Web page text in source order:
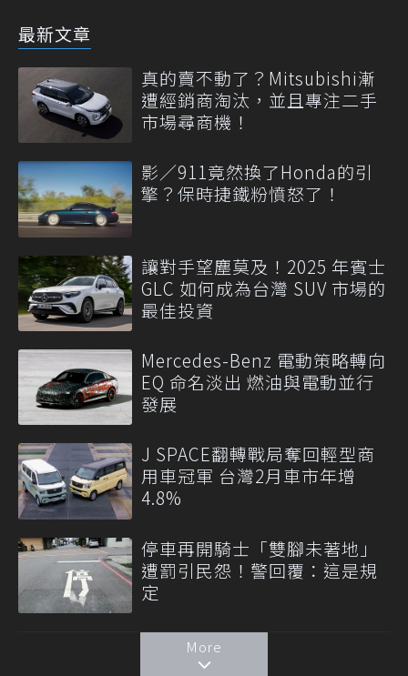
最新文章
真的賣不動了？Mitsubishi漸
遭經銷商淘汰，並且專注二手
市場尋商機！
影／911竟然換了Honda的引
擎？保時捷鐵粉憤怒了！
讓對手望塵莫及！2025 年賓士
GLC 如何成為台灣 SUV 市場的
最佳投資
Mercedes-Benz 電動策略轉向
EQ 命名淡出 燃油與電動並行
發展
J SPACE翻轉戰局奪回輕型商
用車冠軍 台灣2月車市年增
4.8%
停車再開騎士「雙腳未著地」
遭罰引民怨！警回覆：這是規
定
More